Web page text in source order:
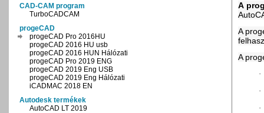
CAD-CAM program
TurboCADCAM
progeCAD
progeCAD Pro 2016HU
progeCAD 2016 HU usb
progeCAD 2016 HUN Hálózati
progeCAD Pro 2019 ENG
progeCAD 2019 Eng USB
progeCAD 2019 Eng Hálózati
iCADMAC 2018 EN
Autodesk termékek
AutoCAD LT 2019
A
A
A
·
·
·